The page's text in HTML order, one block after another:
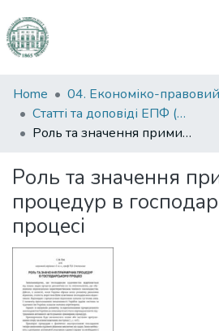
Communities
&
Collections
Statistics
Home
Статті та доповіді ЕПФ (Правові науки)
Роль та значення примирних процедур в господарському процесі
Роль та значення
процедур в
процесі